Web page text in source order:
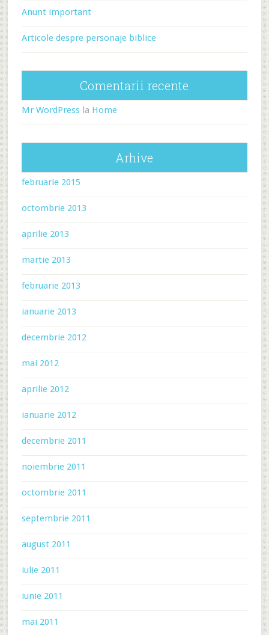
Anunt important
Articole despre personaje biblice
Comentarii recente
Mr WordPressla Home
Arhive
februarie 2015
octombrie 2013
aprilie 2013
martie 2013
februarie 2013
ianuarie 2013
decembrie 2012
mai 2012
aprilie 2012
ianuarie 2012
decembrie 2011
noiembrie 2011
octombrie 2011
septembrie 2011
august 2011
iulie 2011
iunie 2011
mai 2011